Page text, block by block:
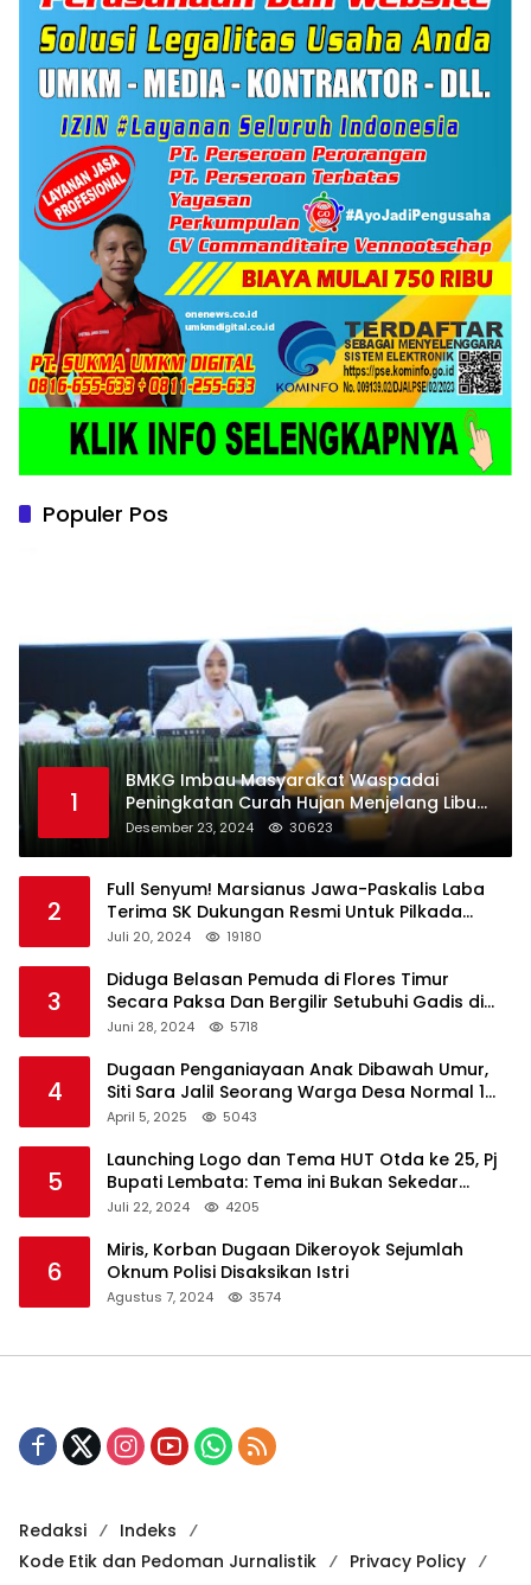
Populer Pos
1
BMKG Imbau Masyarakat Waspadai
Peningkatan Curah Hujan Menjelang Libur
Natal dan Tahun Baru
Desember 23, 2024 30623
2
Full Senyum! Marsianus Jawa-Paskalis Laba
Terima SK Dukungan Resmi Untuk Pilkada
Lembata
Juli 20, 2024 19180
3
Diduga Belasan Pemuda di Flores Timur
Secara Paksa Dan Bergilir Setubuhi Gadis di
Bawah Umur
Juni 28, 2024 5718
4
Dugaan Penganiayaan Anak Dibawah Umur,
Siti Sara Jalil Seorang Warga Desa Normal 1
Melapor ke Polisi
April 5, 2025 5043
5
Launching Logo dan Tema HUT Otda ke 25, Pj
Bupati Lembata: Tema ini Bukan Sekedar
Refleksi Semalam
Juli 22, 2024 4205
6
Miris, Korban Dugaan Dikeroyok Sejumlah
Oknum Polisi Disaksikan Istri
Agustus 7, 2024 3574
Redaksi
Indeks
Kode Etik dan Pedoman Jurnalistik
Privacy Policy